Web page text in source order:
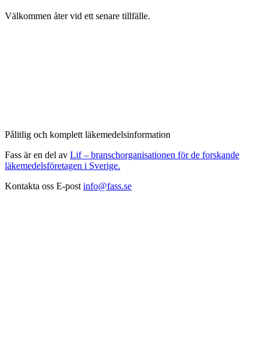
Välkommen åter vid ett senare tillfälle.
Pålitlig och komplett läkemedelsinformation
Fass är en del av Lif – branschorganisationen för de forskande
läkemedelsföretagen i Sverige.
Kontakta oss E-post info@fass.se